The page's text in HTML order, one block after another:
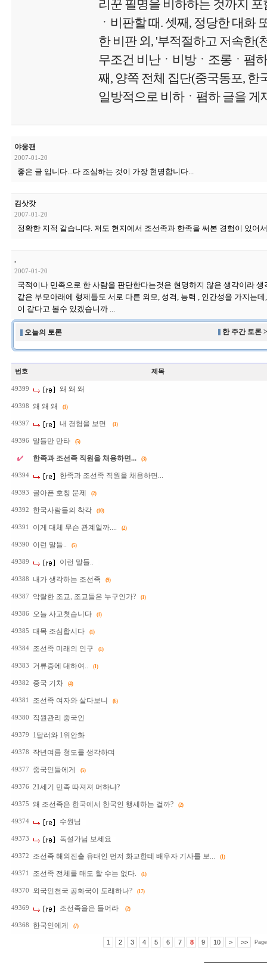
리꾼 필명을 비하하는 것까지
ㆍ비판할 때. 셋째, 정당한 대화
한 비판 외, '부적절하고 저속한(
무조건 비난ㆍ비방ㆍ조롱ㆍ폄
째, 양쪽 전체 집단(중국동포, 한
일방적으로 비하ㆍ폄하 글을 게
야웅팬
2007-01-20
좋은 글 입니다...다 조심하는 것이 가장 현명합니다...
김삿갓
2007-01-20
정확한 지적 같습니다. 저도 현지에서 조선족과 한족을 써본 경험이 있어서
.
2007-01-20
국적이나 민족으로 한 사람을 판단한다는것은 현명하지 않은 생각이라 생
같은 부모아래에 형제들도 서로 다른 외모, 성격, 능력 , 인간성을 가지는
이 같다고 볼수 있겠습니까 ...
오늘의 토론 한 주간 토론
번호 제목
49399 왜 왜 왜
49398 왜 왜 왜 (1)
49397 내 경험을 보면 (1)
49396 말들만 만타 (5)
한족과 조선족 직원을 채용하면... (3)
49394 한족과 조선족 직원을 채용하면...
49393 골아픈 호칭 문제 (2)
49392 한국사람들의 착각 (10)
49391 이게 대체 무슨 관계일까.... (2)
49390 이런 말들.. (5)
49389 이런 말들..
49388 내가 생각하는 조선족 (9)
49387 악랄한 조교, 조교들은 누구인가? (1)
49386 오늘 사고쳣습니다 (1)
49385 대목 조심합시다 (1)
49384 조선족 미래의 인구 (1)
49383 거류증에 대하여.. (1)
49382 중국 기차 (4)
49381 조선족 여자와 살다보니 (6)
49380 직원관리 중국인
49379 1달러와 1위안화
49378 작년여름 청도를 생각하며
49377 중국인들에게 (5)
49376 21세기 민족 따져져 머하냐?
49375 왜 조선족은 한국에서 한국인 행세하는 걸까? (2)
49374 수원님
49373 독설가님 보세요
49372 조선족 해외진출 유태인 먼저 화교한테 배우자 기사를 보... (1)
49371 조선족 전체를 매도 할 수는 없다. (1)
49370 외국인천국 공화국이 도래하나? (17)
49369 조선족을은 들어라 (2)
49368 한국인에게 (7)
1 2 3 4 5 6 7 8 9 10 > >>